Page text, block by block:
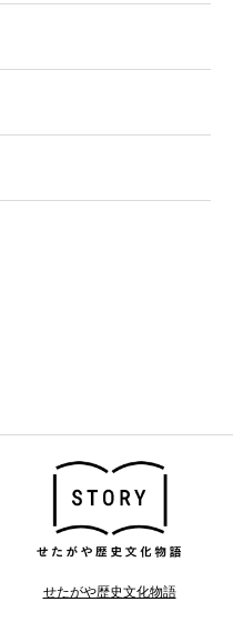
せたがや歴史文化物語